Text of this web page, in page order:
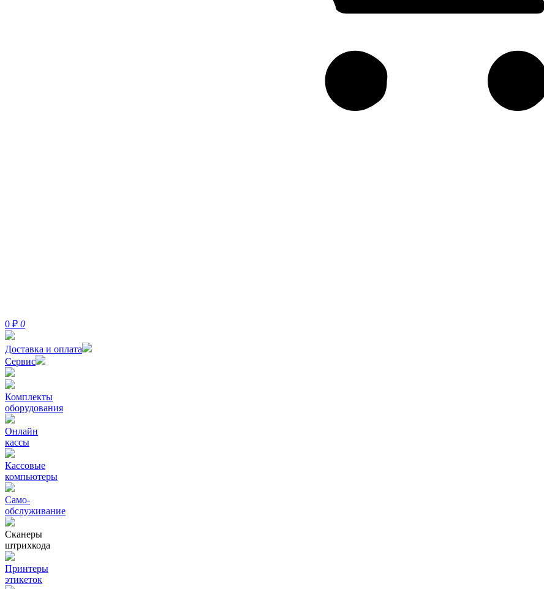
0 ₽ 0
Доставка и оплата
Сервис
Комплекты
оборудования
Онлайн
кассы
Кассовые
компьютеры
Само-
обслуживание
Сканеры
штрихкода
Принтеры
этикеток